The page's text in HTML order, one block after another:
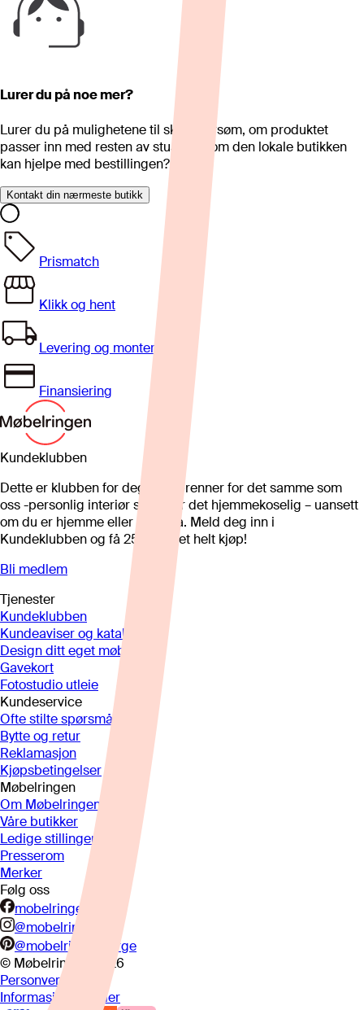
Lurer du på noe mer?
Lurer du på mulighetene til skreddersøm, om produktet
passer inn med resten av stua eller om den lokale butikken
kan hjelpe med bestillingen?
Kontakt din nærmeste butikk
Prismatch
Klikk og hent
Levering og montering
Finansiering
Kundeklubben
Dette er klubben for deg som brenner for det samme som
oss -personlig interiør som gjør det hjemmekoselig – uansett
om du er hjemme eller på hytta. Meld deg inn i
Kundeklubben og få 25%* på et helt kjøp!
Bli medlem
Tjenester
Kundeklubben
Kundeaviser og kataloger
Design ditt eget møbel
Gavekort
Fotostudio utleie
Kundeservice
Ofte stilte spørsmål
Bytte og retur
Reklamasjon
Kjøpsbetingelser
Møbelringen
Om Møbelringen
Våre butikker
Ledige stillinger
Presserom
Merker
Følg oss
mobelringen.no
@mobelringen
@mobelringennorge
© Møbelringen
2026
Personvern
Informasjonskapsler